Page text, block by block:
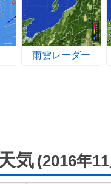
雨雲レーダー
気 (2016年